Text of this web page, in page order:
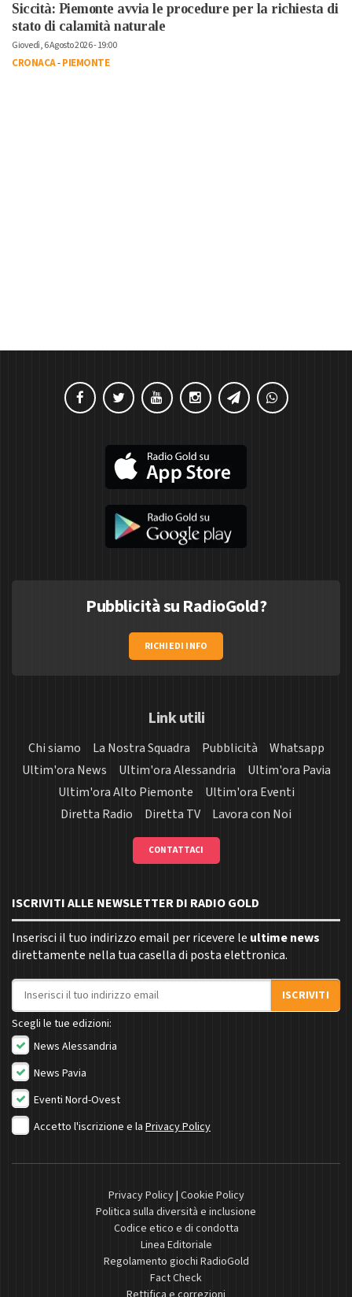
Siccità: Piemonte avvia le procedure per la richiesta di
stato di calamità naturale
Giovedì, 6 Agosto 2026 - 19:00
CRONACA-PIEMONTE
Pubblicità su RadioGold?
RICHIEDI INFO
Link utili
Chi siamo La Nostra Squadra Pubblicità
Whatsapp
Ultim'ora News
Ultim'ora Alessandria
Ultim'ora Pavia
Ultim'ora Alto Piemonte
Ultim'ora Eventi
Diretta Radio
Diretta TV Lavora con Noi
CONTATTACI
ISCRIVITI ALLE NEWSLETTER DI RADIO GOLD
Inserisci il tuo indirizzo email per ricevere le ultime news
direttamente nella tua casella di posta elettronica.
Indirizzo email
ISCRIVITI
Scegli le tue edizioni:
News Alessandria
News Pavia
Eventi Nord-Ovest
Accetto l'iscrizione e la Privacy Policy
Privacy Policy| Cookie Policy
Politica sulla diversità e inclusione
Codice etico e di condotta
Linea Editoriale
Regolamento giochi RadioGold
Fact Check